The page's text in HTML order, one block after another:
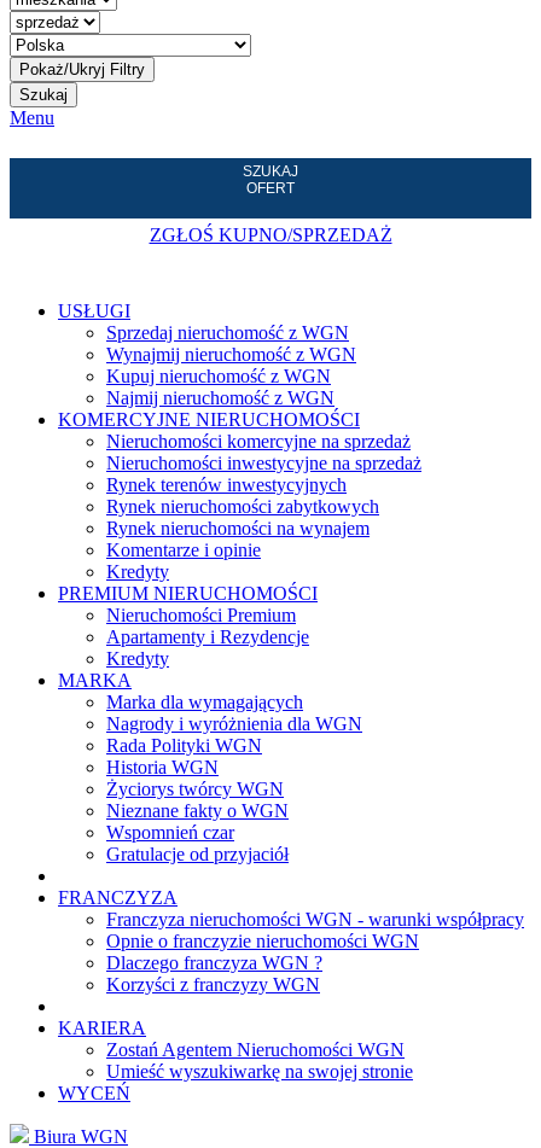
Szukaj
Menu
SZUKAJ
OFERT
ZGŁOŚ KUPNO/SPRZEDAŻ
USŁUGI
Sprzedaj nieruchomość z WGN
Wynajmij nieruchomość z WGN
Kupuj nieruchomość z WGN
Najmij nieruchomość z WGN
KOMERCYJNE NIERUCHOMOŚCI
Nieruchomości komercyjne na sprzedaż
Nieruchomości inwestycyjne na sprzedaż
Rynek terenów inwestycyjnych
Rynek nieruchomości zabytkowych
Rynek nieruchomości na wynajem
Komentarze i opinie
Kredyty
PREMIUM NIERUCHOMOŚCI
Nieruchomości Premium
Apartamenty i Rezydencje
Kredyty
MARKA
Marka dla wymagających
Nagrody i wyróżnienia dla WGN
Rada Polityki WGN
Historia WGN
Życiorys twórcy WGN
Nieznane fakty o WGN
Wspomnień czar
Gratulacje od przyjaciół
FRANCZYZA
Franczyza nieruchomości WGN - warunki współpracy
Opnie o franczyzie nieruchomości WGN
Dlaczego franczyza WGN ?
Korzyści z franczyzy WGN
KARIERA
Zostań Agentem Nieruchomości WGN
Umieść wyszukiwarkę na swojej stronie
WYCEŃ
Biura WGN